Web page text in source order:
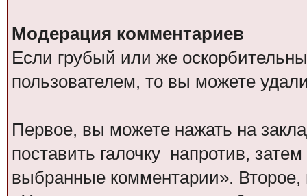
Модерация комментариев
Если грубый или же
пользователем, то вы можете
Первое, вы можете нажать на
поставить галочку напротив,
выбранные комментарии».